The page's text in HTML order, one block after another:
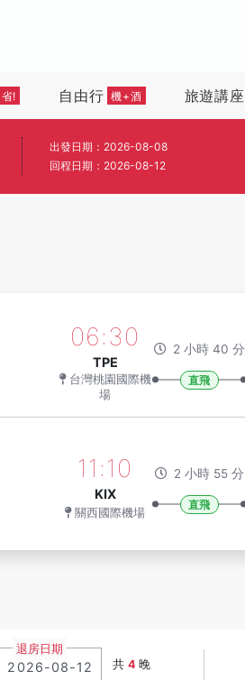
省! 自由行 機+酒 旅遊講座
出發日期：2026-08-08
回程日期：2026-08-12
06:30
TPE
台灣桃園國際機
場
2 小時 40 分
直飛
11:10
KIX
關西國際機場
2 小時 55 分
直飛
退房日期
共 4 晚